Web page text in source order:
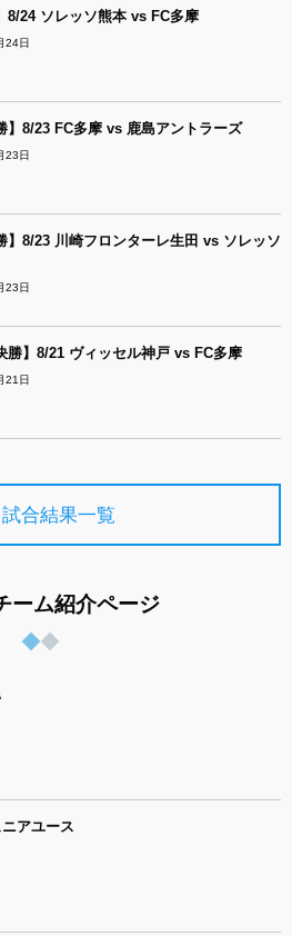
8/24 ソレッソ熊本 vs FC多摩
24日
】8/23 FC多摩 vs 鹿島アントラーズ
23日
】8/23 川崎フロンターレ生田 vs ソレッソ
23日
勝】8/21 ヴィッセル神戸 vs FC多摩
21日
試合結果一覧
ーム紹介ページ
アユース